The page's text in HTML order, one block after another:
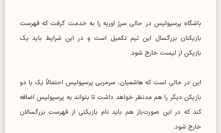
باشگاه پرسپولیس در حالی سرژ اوریه را به خدمت گرفت که فهرست
بازیکنان بزرگسال این تیم تکمیل است و در این شرایط باید یک
بازیکن از لیست خارج شود.
این در حالی است که هاشمیان، سرمربی پرسپولیس احتمالاً یک یا دو
بازیکن دیگر را هم مدنظر خواهد داشت تا بتواند به پرسپولیس اضافه
کند که در این صورت‌باز هم باید نام بازیکنی از فهرست بزرگسالان
خارج شود.